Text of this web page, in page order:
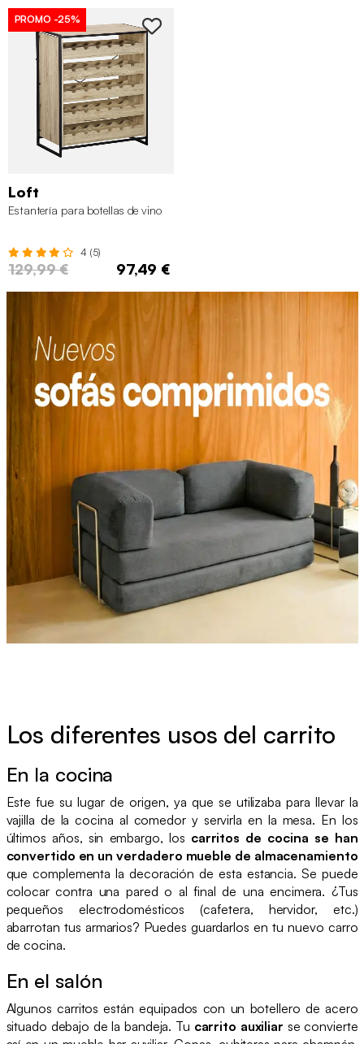
PROMO -25%
Loft
Estantería para botellas de vino
4 (5)
129,99 € 97,49 €
Los diferentes usos del carrito
En la cocina
Este fue su lugar de origen, ya que se utilizaba para llevar la
vajilla de la cocina al comedor y servirla en la mesa. En los
últimos años, sin embargo, los carritos de cocina se han
convertido en un verdadero mueble de almacenamiento
que complementa la decoración de esta estancia. Se puede
colocar contra una pared o al final de una encimera. ¿Tus
pequeños electrodomésticos (cafetera, hervidor, etc.)
abarrotan tus armarios? Puedes guardarlos en tu nuevo carro
de cocina.
En el salón
Algunos carritos están equipados con un botellero de acero
situado debajo de la bandeja. Tu carrito auxiliar se convierte